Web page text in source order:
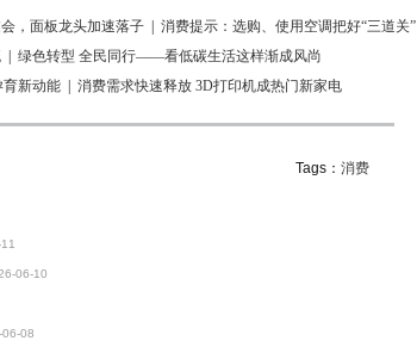
，面板龙头加速落子
消费提示：选购、使用空调把好“三道关”
绿色转型 全民同行——看低碳生活这样渐成风尚
育新动能
消费需求快速释放 3D打印机成热门新家电
Tags： 消费
06-10
08